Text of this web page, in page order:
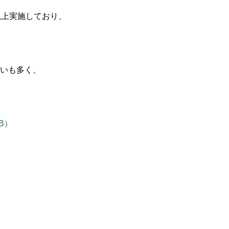
実施しており、
も多く、